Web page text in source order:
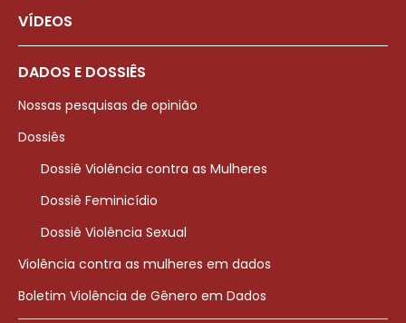
VÍDEOS
DADOS E DOSSIÊS
Nossas pesquisas de opinião
Dossiês
Dossiê Violência contra as Mulheres
Dossiê Feminicídio
Dossiê Violência Sexual
Violência contra as mulheres em dados
Boletim Violência de Gênero em Dados